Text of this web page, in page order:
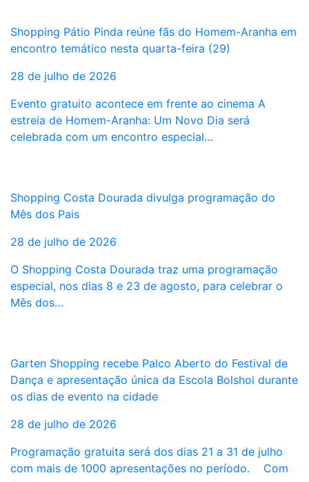
Shopping Pátio Pinda reúne fãs do Homem-Aranha em
encontro temático nesta quarta-feira (29)
28 de julho de 2026
Evento gratuito acontece em frente ao cinema A
estreia de Homem-Aranha: Um Novo Dia será
celebrada com um encontro especial…
Shopping Costa Dourada divulga programação do
Mês dos Pais
28 de julho de 2026
O Shopping Costa Dourada traz uma programação
especial, nos dias 8 e 23 de agosto, para celebrar o
Mês dos…
Garten Shopping recebe Palco Aberto do Festival de
Dança e apresentação única da Escola Bolshoi durante
os dias de evento na cidade
28 de julho de 2026
Programação gratuita será dos dias 21 a 31 de julho
com mais de 1000 apresentações no período. Com